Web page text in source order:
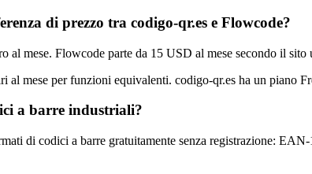
di prezzo tra codigo-qr.es e Flowcode?
al mese. Flowcode parte da 15 USD al mese secondo il
al mese per funzioni equivalenti. codigo-qr.es ha un piano
a barre industriali?
di codici a barre gratuitamente senza registrazione: